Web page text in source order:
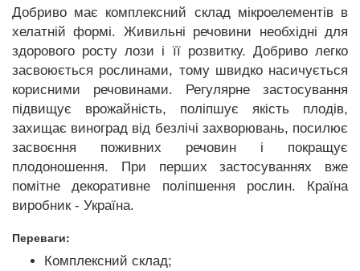
Добриво має комплексний склад мікроелементів в
хелатній формі. Живильні речовини необхідні для
здорового росту лози і її розвитку. Добриво легко
засвоюється рослинами, тому швидко насичується
корисними речовинами. Регулярне застосування
підвищує врожайність, поліпшує якість плодів,
захищає виноград від безлічі захворювань, посилює
засвоєння поживних речовин і покращує
плодоношення. При перших застосуваннях вже
помітне декоративне поліпшення рослин. Країна
виробник - Україна.
Переваги:
Комплексний склад;